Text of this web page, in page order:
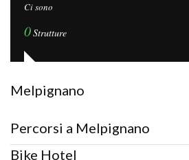
Ci sono
0Strutture
Melpignano
Percorsi a Melpignano
Bike Hotel